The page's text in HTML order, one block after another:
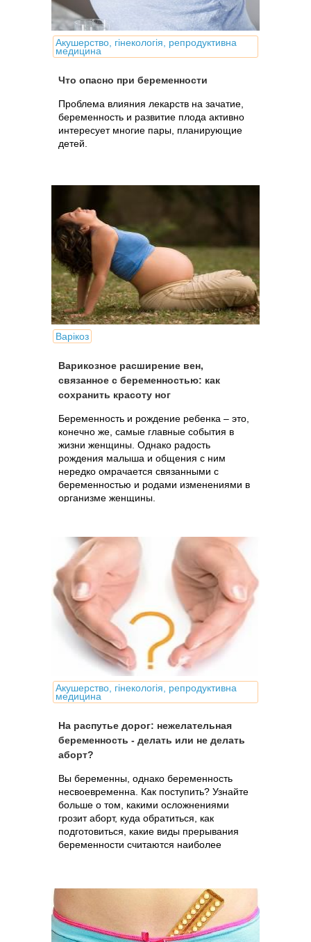
Акушерство, гінекологія, репродуктивна
медицина
Что опасно при беременности
Проблема влияния лекарств на зачатие,
беременность и развитие плода активно
интересует многие пары, планирующие
детей.
Варікоз
Варикозное расширение вен,
связанное с беременностью: как
сохранить красоту ног
Беременность и рождение ребенка – это,
конечно же, самые главные события в
жизни женщины. Однако радость
рождения малыша и общения с ним
нередко омрачается связанными с
беременностью и родами изменениями в
организме женщины.
Акушерство, гінекологія, репродуктивна
медицина
На распутье дорог: нежелательная
беременность - делать или не делать
аборт?
Вы беременны, однако беременность
несвоевременна. Как поступить? Узнайте
больше о том, какими осложнениями
грозит аборт, куда обратиться, как
подготовиться, какие виды прерывания
беременности считаются наиболее